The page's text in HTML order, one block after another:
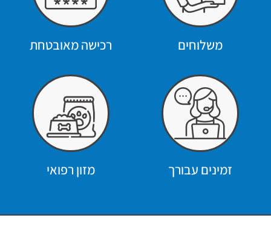
משלוחים רכישה מאובטחת
זמינים עבורך מזון רפואי